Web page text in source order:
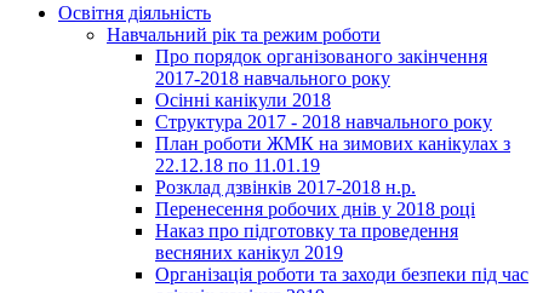
Освітня діяльність
Навчальний рік та режим роботи
Про порядок організованого закінчення
2017-2018 навчального року
Осінні канікули 2018
Структура 2017 - 2018 навчального року
План роботи ЖМК на зимових канікулах з
22.12.18 по 11.01.19
Розклад дзвінків 2017-2018 н.р.
Перенесення робочих днів у 2018 році
Наказ про підготовку та проведення
весняних канікул 2019
Організація роботи та заходи безпеки під час